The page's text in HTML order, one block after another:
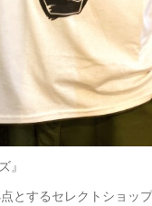
』
とするセレクトショッ